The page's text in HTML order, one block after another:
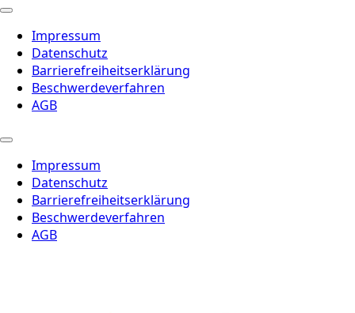
Impressum
Datenschutz
Barrierefreiheitserklärung
Beschwerdeverfahren
AGB
Impressum
Datenschutz
Barrierefreiheitserklärung
Beschwerdeverfahren
AGB